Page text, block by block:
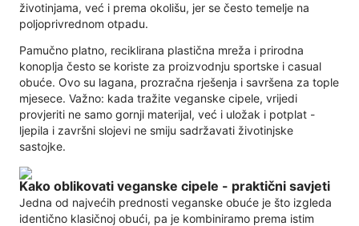
životinjama, već i prema okolišu, jer se često temelje na
poljoprivrednom otpadu.
Pamučno platno, reciklirana plastična mreža i prirodna
konoplja često se koriste za proizvodnju sportske i casual
obuće. Ovo su lagana, prozračna rješenja i savršena za tople
mjesece. Važno: kada tražite veganske cipele, vrijedi
provjeriti ne samo gornji materijal, već i uložak i potplat -
ljepila i završni slojevi ne smiju sadržavati životinjske
sastojke.
Kako oblikovati veganske cipele - praktični savjeti
Jedna od najvećih prednosti veganske obuće je što izgleda
identično klasičnoj obući, pa je kombiniramo prema istim